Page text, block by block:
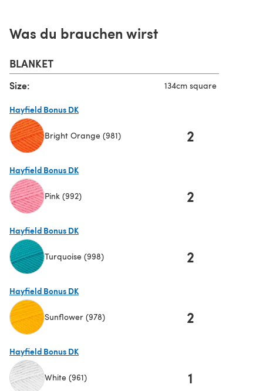
Was du brauchen wirst
BLANKET
Size: 134cm square
Hayfield Bonus DK
Bright Orange (981) 2
Hayfield Bonus DK
Pink (992) 2
Hayfield Bonus DK
Turquoise (998) 2
Hayfield Bonus DK
Sunflower (978) 2
Hayfield Bonus DK
White (961) 1